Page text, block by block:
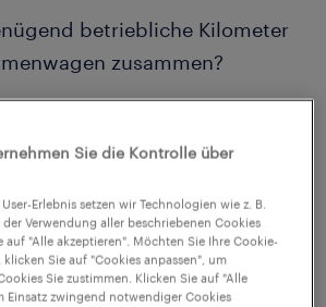
betriebliche Kilometer
zusammen?
oder die
mit dem Privatfahrzeug
Nutzungsanteil beim
steuerlich erfasst
Sie die Kontrolle über
Erlebnis setzen wir Technologien wie z. B.
der Verwendung aller beschriebenen Cookies
auf "Alle akzeptieren". Möchten Sie Ihre Cookie-
klicken Sie auf "Cookies anpassen", um
Sie zustimmen. Klicken Sie auf "Alle
Einsatz zwingend notwendiger Cookies